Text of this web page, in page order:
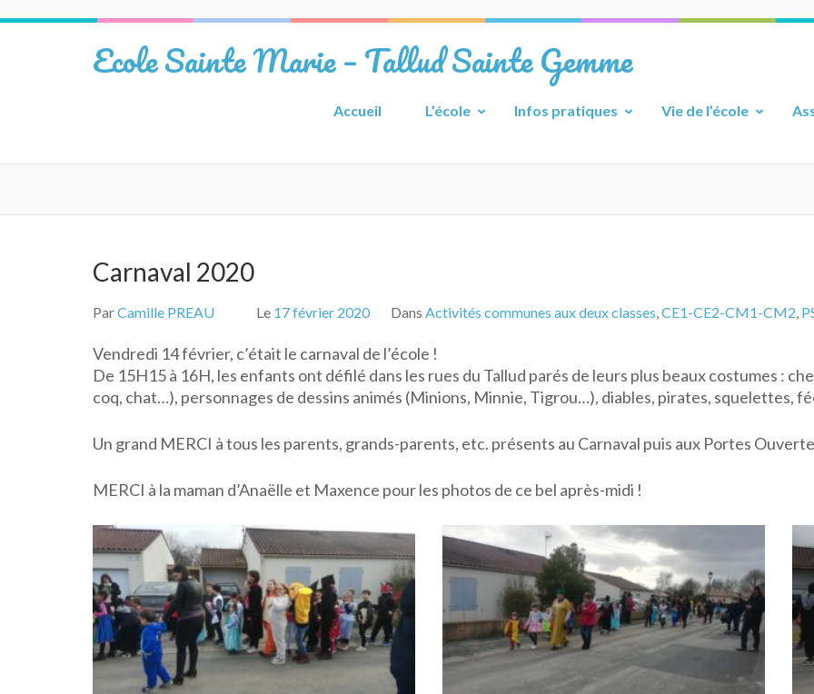
Ecole Sainte Marie – Tallud Sainte Gemme
Accueil L’école Infos pratiques Vie de l’école
Carnaval 2020
ParCamille PREAU Le 17 février 2020 Dans Activités communes aux deux classes,CE1-CE2-CM1-CM2,
Vendredi 14 février, c’était le carnaval de l’école !
De 15H15 à 16H, les enfants ont défilé dans les rues du Tallud parés de leurs plus beaux costumes :
coq, chat…), personnages de dessins animés (Minions, Minnie, Tigrou…), diables, pirates, squelettes,
Un grand MERCI à tous les parents, grands-parents, etc. présents au Carnaval puis aux Portes
MERCI à la maman d’Anaëlle et Maxence pour les photos de ce bel après-midi !